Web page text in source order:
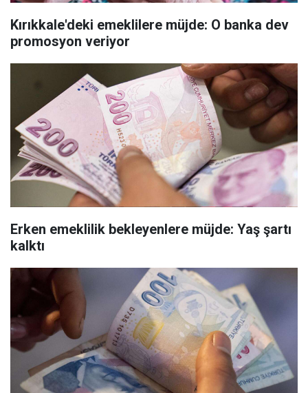
Kırıkkale'deki emeklilere müjde: O banka dev
promosyon veriyor
Erken emeklilik bekleyenlere müjde: Yaş şartı
kalktı